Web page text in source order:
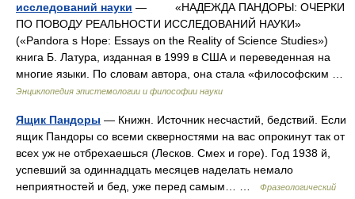
исследований науки — «НАДЕЖДА ПАНДОРЫ: ОЧЕРКИ
ПО ПОВОДУ РЕАЛЬНОСТИ ИССЛЕДОВАНИЙ НАУКИ»
(«Pandora s Hope: Essays on the Reality of Science Studies»)
книга Б. Латура, изданная в 1999 в США и переведенная на
многие языки. По словам автора, она стала «философским …
Энциклопедия эпистемологии и философии науки
Ящик Пандоры — Книжн. Источник несчастий, бедствий. Если
ящик Пандоры со всеми скверностями на вас опрокинут так от
всех уж не отбрехаешься (Лесков. Смех и горе). Год 1938 й,
успевший за одиннадцать месяцев наделать немало
неприятностей и бед, уже перед самым… …
Фразеологический